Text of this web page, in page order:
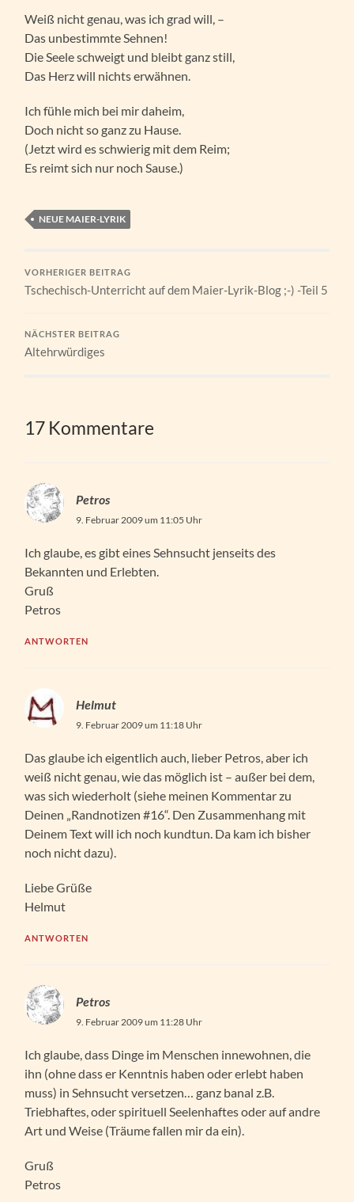
Weiß nicht genau, was ich grad will, –
Das unbestimmte Sehnen!
Die Seele schweigt und bleibt ganz still,
Das Herz will nichts erwähnen.
Ich fühle mich bei mir daheim,
Doch nicht so ganz zu Hause.
(Jetzt wird es schwierig mit dem Reim;
Es reimt sich nur noch Sause.)
NEUE MAIER-LYRIK
VORHERIGER BEITRAG
Tschechisch-Unterricht auf dem Maier-Lyrik-Blog ;-) -Teil 5
NÄCHSTER BEITRAG
Altehrwürdiges
17 Kommentare
Petros
9. Februar 2009 um 11:05 Uhr
Ich glaube, es gibt eines Sehnsucht jenseits des
Bekannten und Erlebten.
Gruß
Petros
ANTWORTEN
Helmut
9. Februar 2009 um 11:18 Uhr
Das glaube ich eigentlich auch, lieber Petros, aber ich
weiß nicht genau, wie das möglich ist – außer bei dem,
was sich wiederholt (siehe meinen Kommentar zu
Deinen „Randnotizen #16“. Den Zusammenhang mit
Deinem Text will ich noch kundtun. Da kam ich bisher
noch nicht dazu).
Liebe Grüße
Helmut
ANTWORTEN
Petros
9. Februar 2009 um 11:28 Uhr
Ich glaube, dass Dinge im Menschen innewohnen, die
ihn (ohne dass er Kenntnis haben oder erlebt haben
muss) in Sehnsucht versetzen… ganz banal z.B.
Triebhaftes, oder spirituell Seelenhaftes oder auf andre
Art und Weise (Träume fallen mir da ein).
Gruß
Petros